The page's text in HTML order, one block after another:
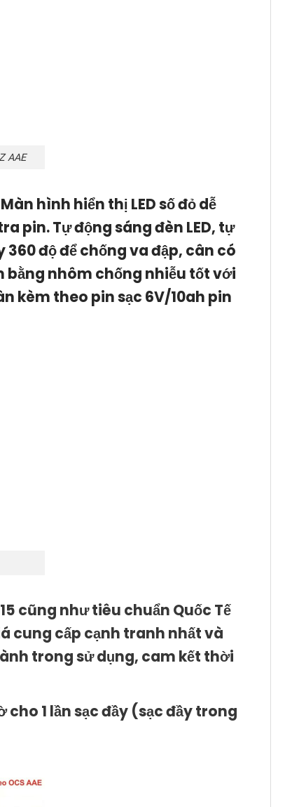
AAE
hình hiển thị LED số đỏ dễ
pin. Tự động sáng đèn LED, tự
độ để chống va đập, cân có
bằng nhôm chống nhiễu tốt với
kèm theo pin sạc 6V/10ah pin
cũng như tiêu chuẩn Quốc Tế
cung cấp cạnh tranh nhất và
trong sử dụng, cam kết thời
1 lần sạc đầy (sạc đầy trong